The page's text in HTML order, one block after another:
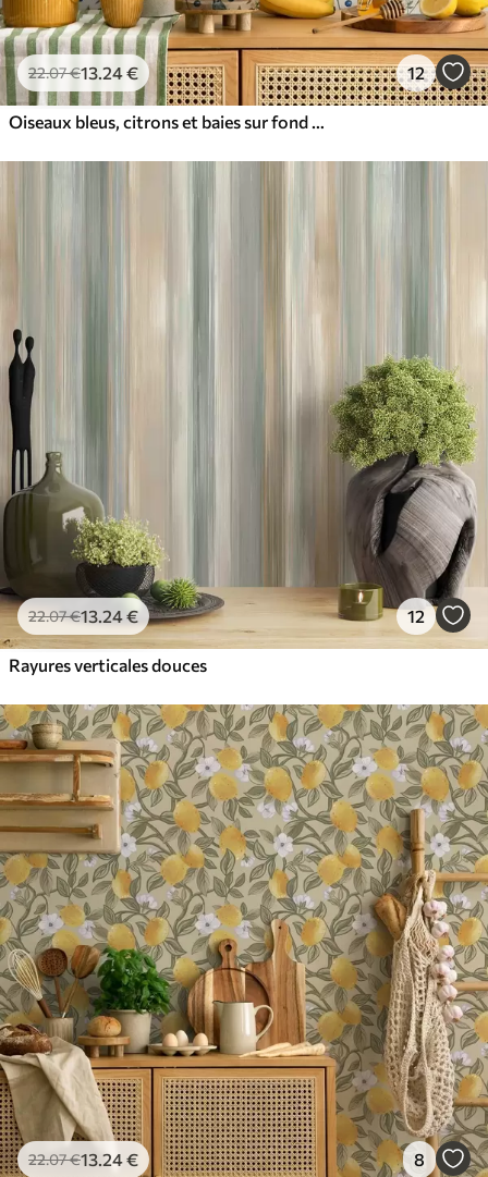
22.07€13.24€ 12
Oiseaux bleus, citrons et baies sur fond blanc
22.07€13.24€ 12
Rayures verticales douces
22.07€13.24€ 8